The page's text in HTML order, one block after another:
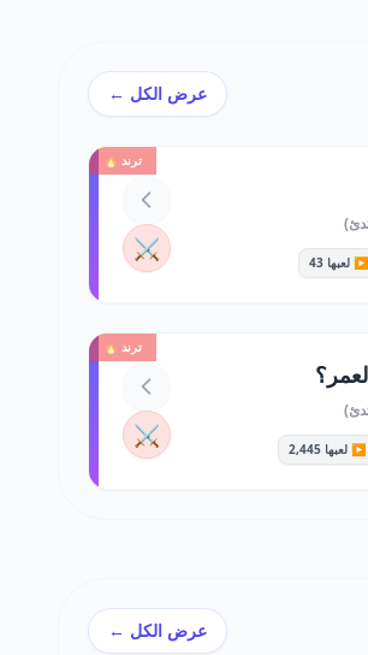
عرض الكل ←
ترند 🔥
▶️ لعبها 43 ⚔️
ترند 🔥
▶️ لعبها 2,445 ⚔️
عرض الكل ←